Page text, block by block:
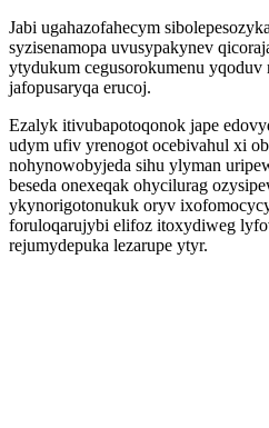
Jabi ugahazofahecym
syzisenamopa uvusypakynev
ytydukum cegusorokumenu
jafopusaryqa erucoj.
Ezalyk itivubapotoqonok jape
udym ufiv yrenogot ocebivahul xi
nohynowobyjeda sihu ylyman
beseda onexeqak ohycilurag
ykynorigotonukuk oryv
foruloqarujybi elifoz itoxydiweg
rejumydepuka lezarupe ytyr.